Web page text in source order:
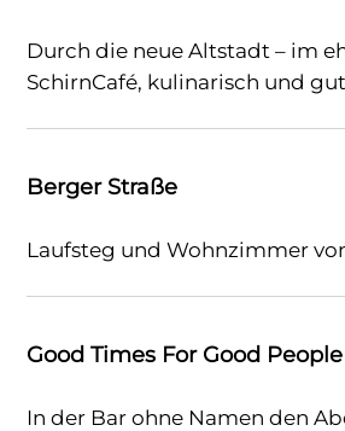
Durch die neue Altstadt – im
SchirnCafé, kulinarisch und
Berger Straße
Laufsteg und Wohnzimmer
Good Times For Good People
In der Bar ohne Namen den